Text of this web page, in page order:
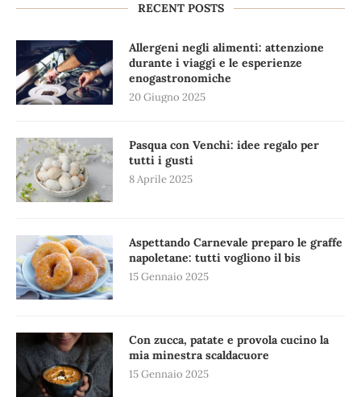
RECENT POSTS
Allergeni negli alimenti: attenzione
durante i viaggi e le esperienze
enogastronomiche
20 Giugno 2025
Pasqua con Venchi: idee regalo per
tutti i gusti
8 Aprile 2025
Aspettando Carnevale preparo le graffe
napoletane: tutti vogliono il bis
15 Gennaio 2025
Con zucca, patate e provola cucino la
mia minestra scaldacuore
15 Gennaio 2025